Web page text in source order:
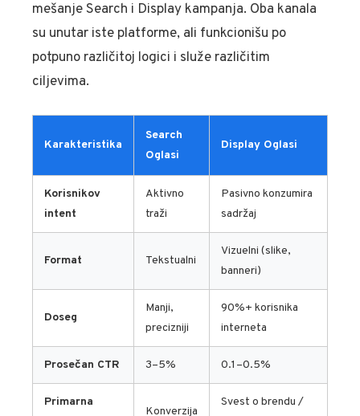
mešanje Search i Display kampanja. Oba kanala
su unutar iste platforme, ali funkcionišu po
potpuno različitoj logici i služe različitim
ciljevima.
Karakteristika
Search
Oglasi
Display Oglasi
Korisnikov
intent
Aktivno
traži
Pasivno konzumira
sadržaj
Format Tekstualni
Vizuelni (slike,
banneri)
Doseg
Manji,
precizniji
90%+ korisnika
interneta
Prosečan CTR 3–5% 0.1–0.5%
Primarna
Konverzija
Svest o brendu /